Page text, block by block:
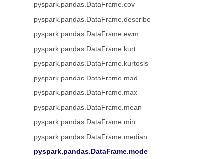
pyspark.pandas.DataFrame.cov
pyspark.pandas.DataFrame.describe
pyspark.pandas.DataFrame.ewm
pyspark.pandas.DataFrame.kurt
pyspark.pandas.DataFrame.kurtosis
pyspark.pandas.DataFrame.mad
pyspark.pandas.DataFrame.max
pyspark.pandas.DataFrame.mean
pyspark.pandas.DataFrame.min
pyspark.pandas.DataFrame.median
pyspark.pandas.DataFrame.mode